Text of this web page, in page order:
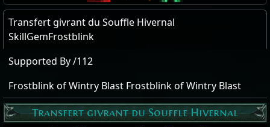
Transfert givrant du Souffle Hivernal
SkillGemFrostblink
Supported By /112
Frostblink of Wintry Blast Frostblink of Wintry Blast
Transfert givrant du Souffle Hivernal